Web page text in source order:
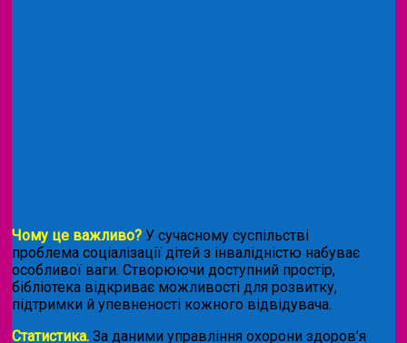
Чому це важливо? У сучасному суспільстві
проблема соціалізації дітей з інвалідністю набуває
особливої ваги. Створюючи доступний простір,
бібліотека відкриває можливості для розвитку,
підтримки й упевненості кожного відвідувача.
Статистика. За даними управління охорони здоров’я